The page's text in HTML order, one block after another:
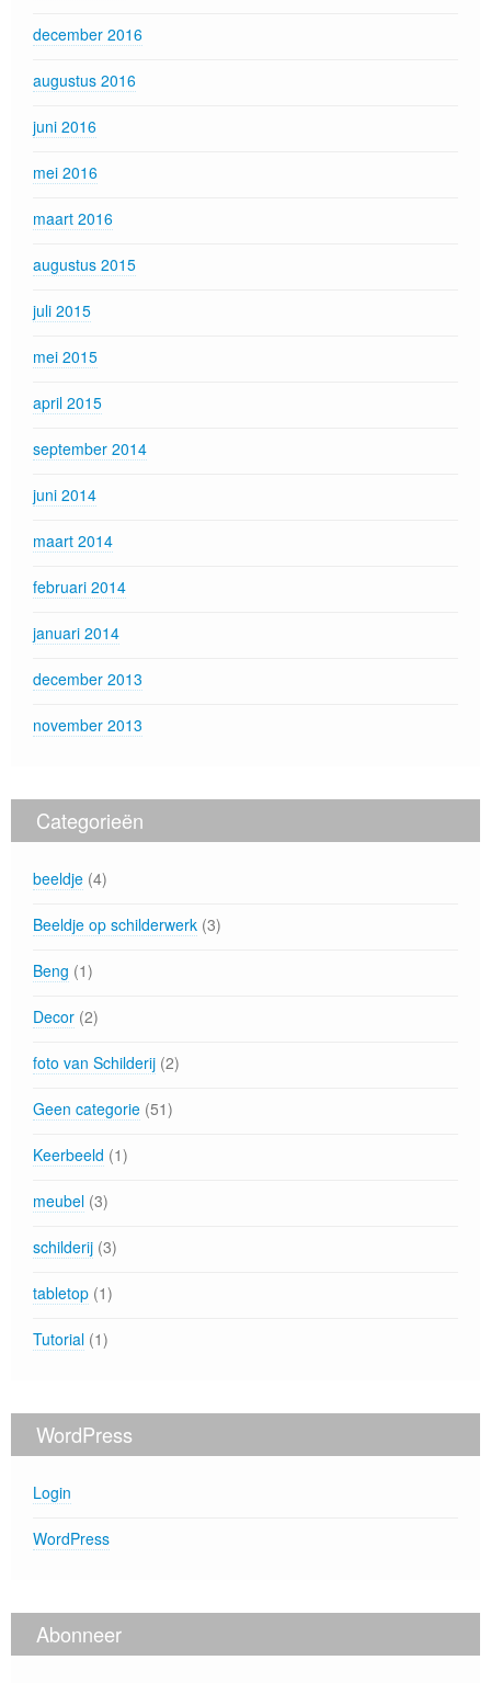
december 2016
augustus 2016
juni 2016
mei 2016
maart 2016
augustus 2015
juli 2015
mei 2015
april 2015
september 2014
juni 2014
maart 2014
februari 2014
januari 2014
december 2013
november 2013
Categorieën
beeldje (4)
Beeldje op schilderwerk (3)
Beng (1)
Decor (2)
foto van Schilderij (2)
Geen categorie (51)
Keerbeeld (1)
meubel (3)
schilderij (3)
tabletop (1)
Tutorial (1)
WordPress
Login
WordPress
Abonneer